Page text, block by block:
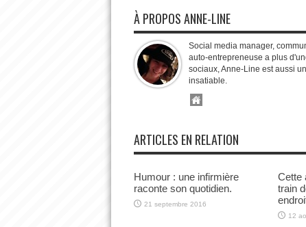
À PROPOS ANNE-LINE
Social media manager,
auto-entrepreneuse a plus
sociaux, Anne-Line est aussi
insatiable.
ARTICLES EN RELATION
Humour : une infirmière
raconte son quotidien.
21 septembre 2016
Cette
train
12